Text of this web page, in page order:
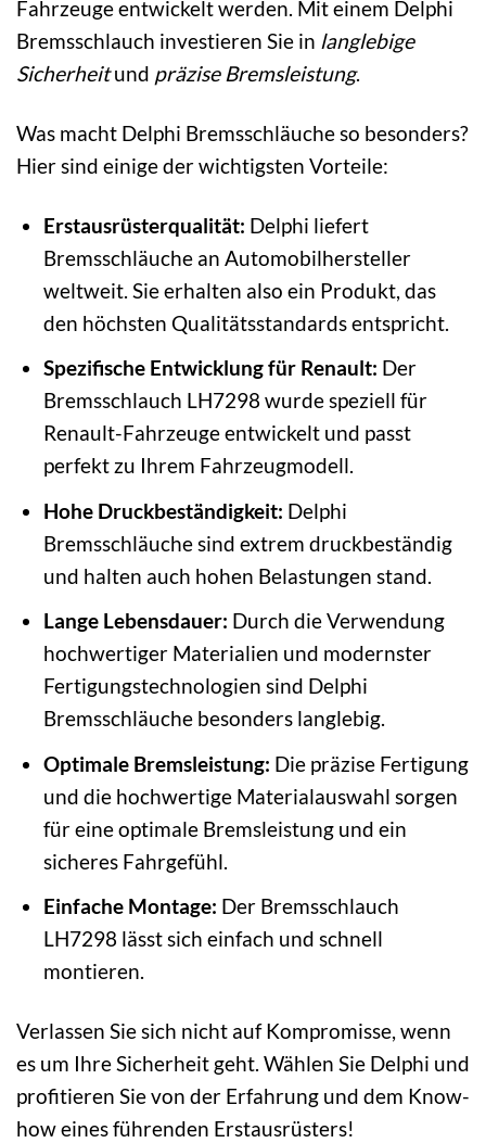
Fahrzeuge entwickelt werden. Mit einem Delphi
Bremsschlauch investieren Sie in langlebige
Sicherheitund präzise Bremsleistung.
Was macht Delphi Bremsschläuche so besonders?
Hier sind einige der wichtigsten Vorteile:
Erstausrüsterqualität: Delphi liefert
Bremsschläuche an Automobilhersteller
weltweit. Sie erhalten also ein Produkt, das
den höchsten Qualitätsstandards entspricht.
Spezifische Entwicklung für Renault: Der
Bremsschlauch LH7298 wurde speziell für
Renault-Fahrzeuge entwickelt und passt
perfekt zu Ihrem Fahrzeugmodell.
Hohe Druckbeständigkeit: Delphi
Bremsschläuche sind extrem druckbeständig
und halten auch hohen Belastungen stand.
Lange Lebensdauer: Durch die Verwendung
hochwertiger Materialien und modernster
Fertigungstechnologien sind Delphi
Bremsschläuche besonders langlebig.
Optimale Bremsleistung: Die präzise Fertigung
und die hochwertige Materialauswahl sorgen
für eine optimale Bremsleistung und ein
sicheres Fahrgefühl.
Einfache Montage: Der Bremsschlauch
LH7298 lässt sich einfach und schnell
montieren.
Verlassen Sie sich nicht auf Kompromisse, wenn
es um Ihre Sicherheit geht. Wählen Sie Delphi und
profitieren Sie von der Erfahrung und dem Know-
how eines führenden Erstausrüsters!